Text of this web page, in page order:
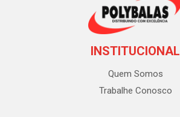
INSTITUCIONAL
Quem Somos
Trabalhe Conosco